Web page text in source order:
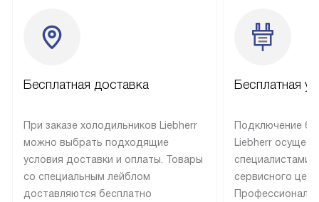
Бесплатная доставка
При заказе холодильников Liebherr
можно выбрать подходящие
условия доставки и оплаты. Товары
со специальным лейблом
доставляются бесплатно
Бесплатная
Подключение
Liebherr
специалистами
сервисного